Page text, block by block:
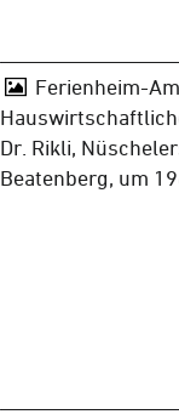
Ferienheim-
Dr. Rikli,
Beatenberg, um